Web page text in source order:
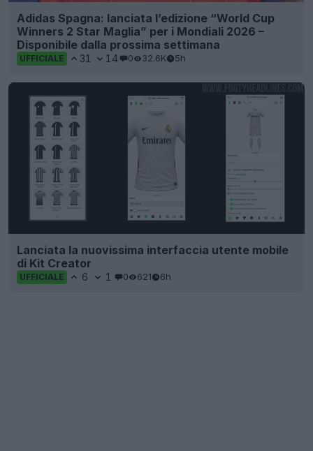
Adidas Spagna: lanciata l’edizione “World Cup
Winners 2 Star Maglia” per i Mondiali 2026 –
Disponibile dalla prossima settimana
UFFICIALE 31 14 0 32.6K 5h
Lanciata la nuovissima interfaccia utente mobile
di Kit Creator
UFFICIALE 6 1 0 621 6h